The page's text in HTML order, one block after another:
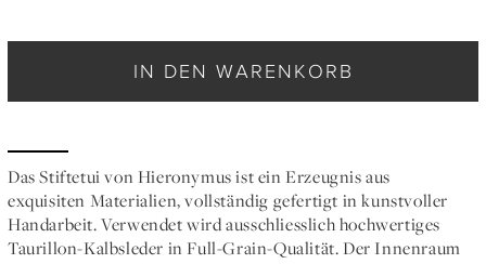
IN DEN WARENKORB
Das Stiftetui von Hieronymus ist ein Erzeugnis aus
exquisiten Materialien, vollständig gefertigt in kunstvoller
Handarbeit. Verwendet wird ausschliesslich hochwertiges
Taurillon-Kalbsleder in Full-Grain-Qualität. Der Innenraum